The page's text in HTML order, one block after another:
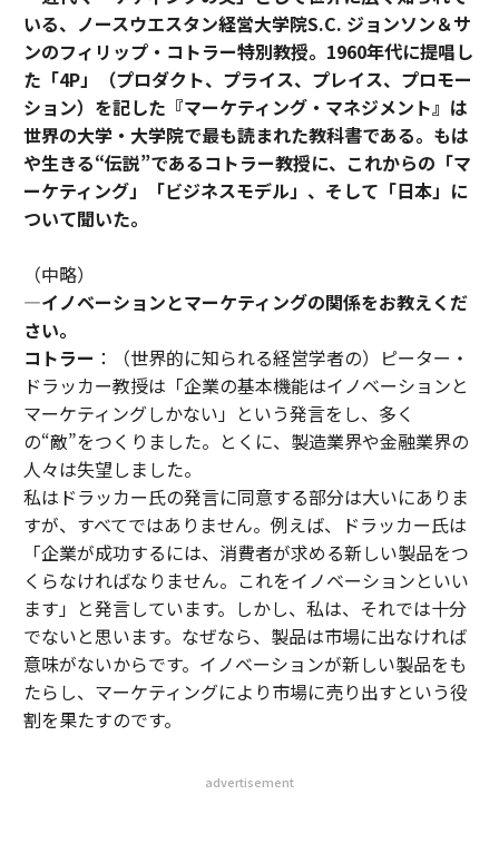
いる、ノースウエスタン経営大学院S.C. ジョンソン＆サ
ンのフィリップ・コトラー特別教授。1960年代に提唱し
た「4P」（プロダクト、プライス、プレイス、プロモー
ション）を記した『マーケティング・マネジメント』は
世界の大学・大学院で最も読まれた教科書である。もは
や生きる“伝説”であるコトラー教授に、これからの「マ
ーケティング」「ビジネスモデル」、そして「日本」に
ついて聞いた。
（中略）
―イノベーションとマーケティングの関係をお教えくだ
さい。
コトラー ：（世界的に知られる経営学者の）ピーター・
ドラッカー教授は「企業の基本機能はイノベーションと
マーケティングしかない」という発言をし、多く
の“敵”をつくりました。とくに、製造業界や金融業界の
人々は失望しました。
私はドラッカー氏の発言に同意する部分は大いにありま
すが、すべてではありません。例えば、ドラッカー氏は
「企業が成功するには、消費者が求める新しい製品をつ
くらなければなりません。これをイノベーションといい
ます」と発言しています。しかし、私は、それでは十分
でないと思います。なぜなら、製品は市場に出なければ
意味がないからです。イノベーションが新しい製品をも
たらし、マーケティングにより市場に売り出すという役
割を果たすのです。
advertisement